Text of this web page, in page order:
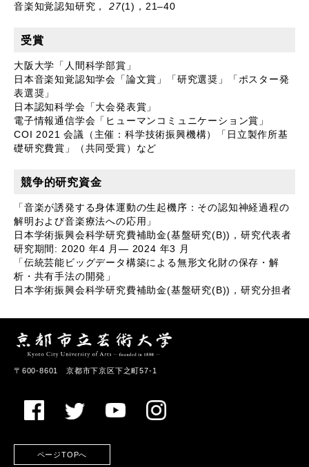
音楽知覚認知研究， 27(1) ， 21–40
受賞
大阪大学「人間科学部賞」
日本音楽知覚認知学会「論文賞」「研究選奨」「ポスター発
表選奨」
日本認知科学会「大会発表賞」
電子情報通信学会「ヒューマンコミュニケーション賞」
COI 2021会議（主催：科学技術振興機構）「日立製作所基
礎研究費賞」（共同受賞）など
競争的研究資金
「音楽が誘発する身体運動の生起機序：その認知神経過程の
解明および音楽療法への応用」
日本学術振興会科学研究費補助金(基盤研究(B)) ，研究代表者
研究期間 : 2020 年4 月— 2024 年3 月
「伝統芸能ビッグデータ構築による無形文化財の保存・解
析・共有手法の開発」
日本学術振興会科学研究費補助金(基盤研究(B)) ，研究分担者
〒600-8601 京都市下京区下之町57-1
ページTOPへ